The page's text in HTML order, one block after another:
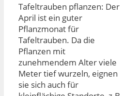
Tafeltrauben pflanzen: Der
April ist ein guter
Pflanzmonat für
Tafeltrauben. Da die
Pflanzen mit
zunehmendem Alter viele
Meter tief wurzeln, eignen
sie sich auch für